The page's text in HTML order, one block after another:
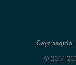
Sayt haqida
© 2017-